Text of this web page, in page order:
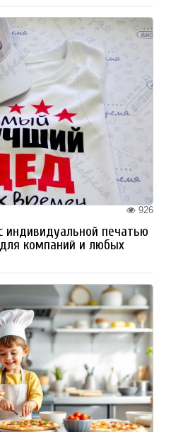
926
индивидуальной печатью
компаний и любых